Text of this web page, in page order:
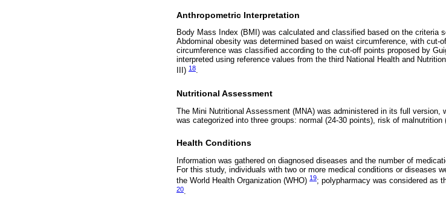
Anthropometric Interpretation
Body Mass Index (BMI) was calculated and classified based on the criteria
Abdominal obesity was determined based on waist circumference, with cut-
circumference was classified according to the cut-off points proposed by
interpreted using reference values from the third National Health and
III) 18.
Nutritional Assessment
The Mini Nutritional Assessment (MNA) was administered in its full
was categorized into three groups: normal (24-30 points), risk of malnutrition
Health Conditions
Information was gathered on diagnosed diseases and the number of
For this study, individuals with two or more medical conditions or diseases
the World Health Organization (WHO) 19; polypharmacy was considered as
20.